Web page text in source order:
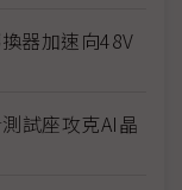
器加速向48V
試座攻克AI晶